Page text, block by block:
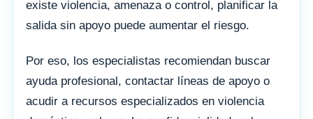
existe violencia, amenaza o control, planificar la
salida sin apoyo puede aumentar el riesgo.
Por eso, los especialistas recomiendan buscar
ayuda profesional, contactar líneas de apoyo o
acudir a recursos especializados en violencia